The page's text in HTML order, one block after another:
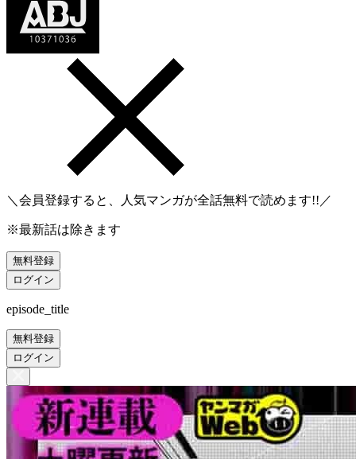
＼会員登録すると、人気マンガが全話無料で読めます!!／
※最新話は除きます
無料登録
ログイン
episode_title
無料登録
ログイン